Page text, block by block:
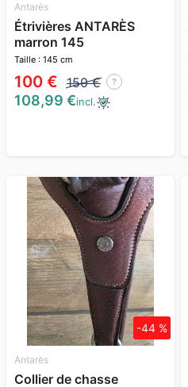
Antarès
Étrivières ANTARÈS
marron 145
Taille : 145 cm
100 € 150 € ?
108,99 €incl.
Antarès
Collier de chasse
-44 %